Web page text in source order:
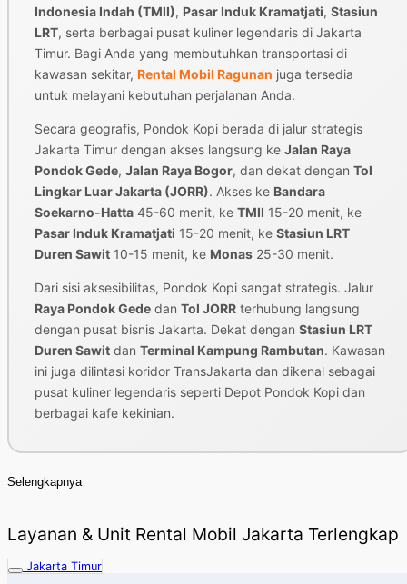
Indonesia Indah (TMII), Pasar Induk Kramatjati, Stasiun
LRT, serta berbagai pusat kuliner legendaris di Jakarta
Timur. Bagi Anda yang membutuhkan transportasi di
kawasan sekitar, Rental Mobil Ragunan juga tersedia
untuk melayani kebutuhan perjalanan Anda.
Secara geografis, Pondok Kopi berada di jalur strategis
Jakarta Timur dengan akses langsung ke Jalan Raya
Pondok Gede, Jalan Raya Bogor, dan dekat dengan Tol
Lingkar Luar Jakarta (JORR). Akses ke Bandara
Soekarno-Hatta45-60 menit, ke TMII 15-20 menit, ke
Pasar Induk Kramatjati 15-20 menit, ke Stasiun LRT
Duren Sawit10-15 menit, ke Monas25-30 menit.
Dari sisi aksesibilitas, Pondok Kopi sangat strategis. Jalur
Raya Pondok Gededan Tol JORRterhubung langsung
dengan pusat bisnis Jakarta. Dekat dengan Stasiun LRT
Duren Sawitdan Terminal Kampung Rambutan. Kawasan
ini juga dilintasi koridor TransJakarta dan dikenal sebagai
pusat kuliner legendaris seperti Depot Pondok Kopi dan
berbagai kafe kekinian.
Selengkapnya
Layanan & Unit Rental Mobil Jakarta Terlengkap
Jakarta Timur